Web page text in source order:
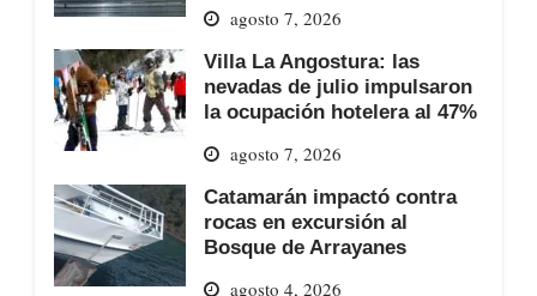
agosto 7, 2026
Villa La Angostura: las
nevadas de julio impulsaron
la ocupación hotelera al 47%
agosto 7, 2026
Catamarán impactó contra
rocas en excursión al
Bosque de Arrayanes
agosto 4, 2026